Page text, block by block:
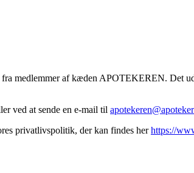
medlemmer af kæden APOTEKEREN. Det
ved at sende en e-mail til
privatlivspolitik, der kan findes herhttps://